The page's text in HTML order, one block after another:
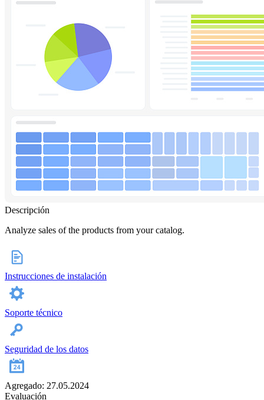
Descripción
Analyze sales of the products from your catalog.
Instrucciones de instalación
Soporte técnico
Seguridad de los datos
Agregado: 27.05.2024
Evaluación